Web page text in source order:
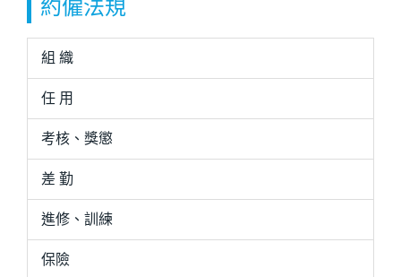
約僱法規
組 織
任 用
考核、獎懲
差 勤
進修、訓練
保險